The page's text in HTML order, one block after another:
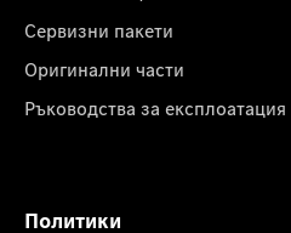
Сервизни пакети
Оригинални части
Ръководства за експлоатация
Политики